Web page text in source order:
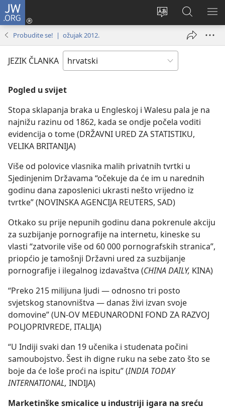
JW.ORG
Promijeni
Prijava
(otvara
prozor)
JW.ORG
|
Pretraga
Probudite se! | ožujak 2012.
JEZIK ČLANKA
Pogled u svijet
Stopa sklapanja braka u Engleskoj i Walesu pala je na
najnižu razinu od 1862, kada se ondje počela voditi
evidencija o tome (DRŽAVNI URED ZA STATISTIKU,
VELIKA BRITANIJA)
Više od polovice vlasnika malih privatnih tvrtki u
Sjedinjenim Državama “očekuje da će im u narednih
godinu dana zaposlenici ukrasti nešto vrijedno iz
tvrtke” (NOVINSKA AGENCIJA REUTERS, SAD)
Otkako su prije nepunih godinu dana pokrenule akciju
za suzbijanje pornografije na internetu, kineske su
vlasti “zatvorile više od 60 000 pornografskih stranica”,
priopćio je tamošnji Državni ured za suzbijanje
pornografije i ilegalnog izdavaštva (CHINA DAILY, KINA)
“Preko 215 milijuna ljudi — odnosno tri posto
svjetskog stanovništva — danas živi izvan svoje
domovine” (UN-OV MEĐUNARODNI FOND ZA RAZVOJ
POLJOPRIVREDE, ITALIJA)
“U Indiji svaki dan 19 učenika i studenata počini
samoubojstvo. Šest ih digne ruku na sebe zato što se
boje da će loše proći na ispitu” (INDIA TODAY
INTERNATIONAL, INDIJA)
Marketinške smicalice u industriji igara na sreću